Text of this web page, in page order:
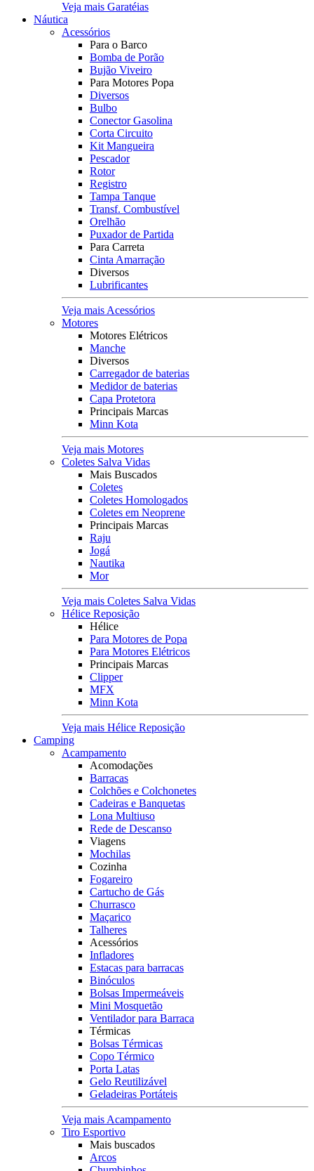
Veja mais Garatéias
Náutica
Acessórios
Para o Barco
Bomba de Porão
Bujão Viveiro
Para Motores Popa
Diversos
Bulbo
Conector Gasolina
Corta Circuito
Kit Mangueira
Pescador
Rotor
Registro
Tampa Tanque
Transf. Combustível
Orelhão
Puxador de Partida
Para Carreta
Cinta Amarração
Diversos
Lubrificantes
Veja mais Acessórios
Motores
Motores Elétricos
Manche
Diversos
Carregador de baterias
Medidor de baterias
Capa Protetora
Principais Marcas
Minn Kota
Veja mais Motores
Coletes Salva Vidas
Mais Buscados
Coletes
Coletes Homologados
Coletes em Neoprene
Principais Marcas
Raju
Jogá
Nautika
Mor
Veja mais Coletes Salva Vidas
Hélice Reposição
Hélice
Para Motores de Popa
Para Motores Elétricos
Principais Marcas
Clipper
MFX
Minn Kota
Veja mais Hélice Reposição
Camping
Acampamento
Acomodações
Barracas
Colchões e Colchonetes
Cadeiras e Banquetas
Lona Multiuso
Rede de Descanso
Viagens
Mochilas
Cozinha
Fogareiro
Cartucho de Gás
Churrasco
Maçarico
Talheres
Acessórios
Infladores
Estacas para barracas
Binóculos
Bolsas Impermeáveis
Mini Mosquetão
Ventilador para Barraca
Térmicas
Bolsas Térmicas
Copo Térmico
Porta Latas
Gelo Reutilizável
Geladeiras Portáteis
Veja mais Acampamento
Tiro Esportivo
Mais buscados
Arcos